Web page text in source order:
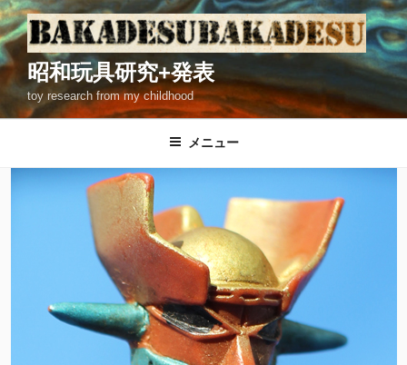
コ
ン
テ
ン
ツ
へ
昭和玩具研究+発表
toy research from my childhood
メニュー